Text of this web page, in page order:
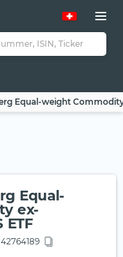
Equal-weight
Equal-
ex-
ETF